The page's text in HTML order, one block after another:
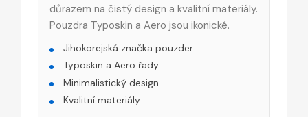
důrazem na čistý design a kvalitní materiály.
Pouzdra Typoskin a Aero jsou ikonické.
Jihokorejská značka pouzder
Typoskin a Aero řady
Minimalistický design
Kvalitní materiály